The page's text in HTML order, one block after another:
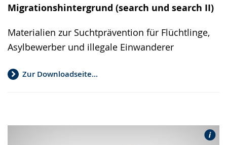
Migrationshintergrund (search und search II)
Materialien zur Suchtprävention für Flüchtlinge,
Asylbewerber und illegale Einwanderer
Zur Downloadseite...